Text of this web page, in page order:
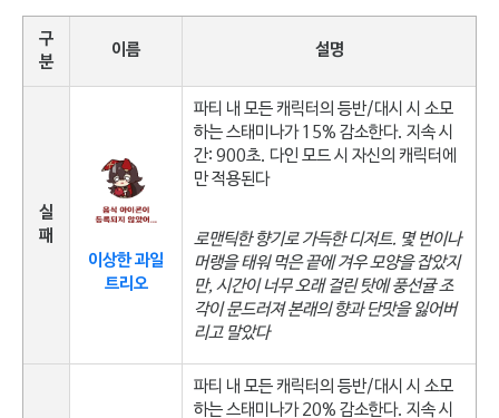
구
분
이름 설명
실
패
이상한 과일
트리오
파티 내 모든 캐릭터의 등반/대시 시 소모
하는 스태미나가 15% 감소한다. 지속 시
간: 900초. 다인 모드 시 자신의 캐릭터에
만 적용된다
로맨틱한 향기로 가득한 디저트. 몇 번이나
머랭을 태워 먹은 끝에 겨우 모양을 잡았지
만, 시간이 너무 오래 걸린 탓에 풍선귤 조
각이 문드러져 본래의 향과 단맛을 잃어버
리고 말았다
파티 내 모든 캐릭터의 등반/대시 시 소모
하는 스태미나가 20% 감소한다. 지속 시